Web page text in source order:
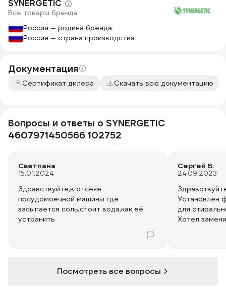
SYNERGETIC
Все товары бренда
Россия — родина бренда
Россия — страна производства
Документация
Сертификат дилера Скачать всю документацию
Вопросы и ответы о SYNERGETIC
4607971450566 102752
Светлана
15.01.2024
Здравствуйте,в отсеке
посудомоечной машины где
засыпается соль,стоит вода,как её
устранить
Сергей В.
24.09.2023
Установлен
для
Хотел
Посмотреть все вопросы